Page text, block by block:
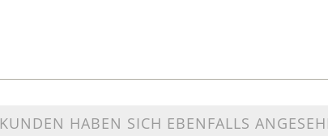
KUNDEN HABEN SICH EBENFALLS